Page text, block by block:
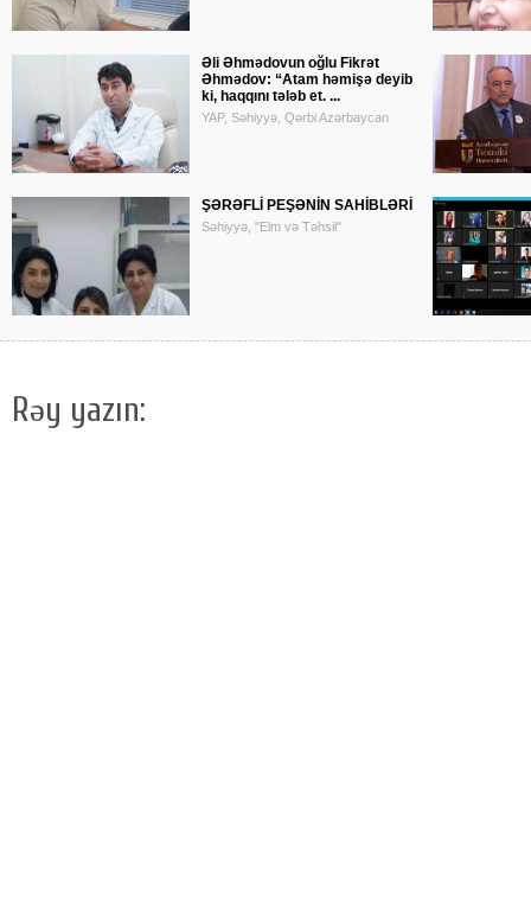
Əli Əhmədovun oğlu Fikrət
Əhmədov: “Atam həmişə deyib
ki, haqqını tələb et. ...
YAP, Səhiyyə, Qərbi Azərbaycan
ŞƏRƏFLİ PEŞƏNİN SAHİBLƏRİ
Səhiyyə, "Elm və Təhsil"
Rəy yazın: